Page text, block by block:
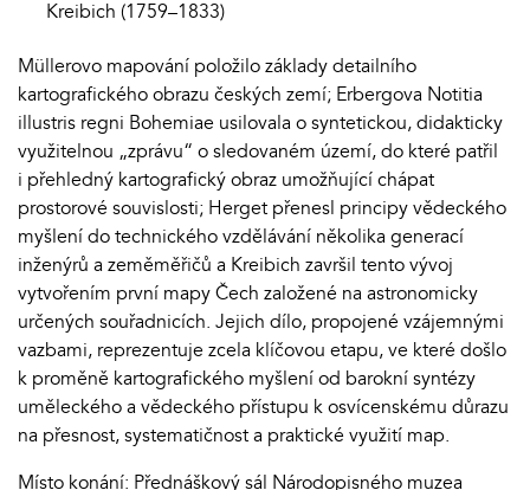
Kreibich (1759–1833)
Müllerovo mapování položilo základy detailního
kartografického obrazu českých zemí; Erbergova Notitia
illustris regni Bohemiae usilovala o syntetickou, didakticky
využitelnou „zprávu“ o sledovaném území, do které patřil
i přehledný kartografický obraz umožňující chápat
prostorové souvislosti; Herget přenesl principy vědeckého
myšlení do technického vzdělávání několika generací
inženýrů a zeměměřičů a Kreibich završil tento vývoj
vytvořením první mapy Čech založené na astronomicky
určených souřadnicích. Jejich dílo, propojené vzájemnými
vazbami, reprezentuje zcela klíčovou etapu, ve které došlo
k proměně kartografického myšlení od barokní syntézy
uměleckého a vědeckého přístupu k osvícenskému důrazu
na přesnost, systematičnost a praktické využití map.
Místo konání: Přednáškový sál Národopisného muzea